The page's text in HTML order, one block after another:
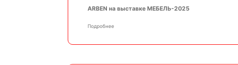
ARBEN на выставке МЕБЕЛЬ-2025
Подробнее